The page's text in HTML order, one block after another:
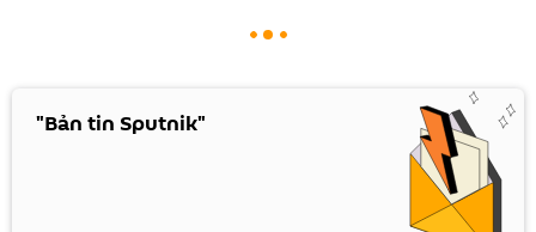
"Bản tin Sputnik"